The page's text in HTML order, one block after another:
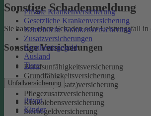
Private Krankenversicherung
Gesetzliche Krankenversicherung
Betriebliche Krankenversicherung
Zusatzversicherungen
Krankentagegeld
Ausland
Tiere
Unfallversicherung
Privat
Kinder
Sonstige Schadenmeldung
Sie haben einen Schaden oder Leistungsfall
Sonstige Versicherungen
Berufsunfähigkeitsversicherung
Grundfähigkeitsversicherung
Kranken(-zusatz)versicherung
Pflegezusatzversicherung
Risikolebensversicherung
Sterbegeldversicherung